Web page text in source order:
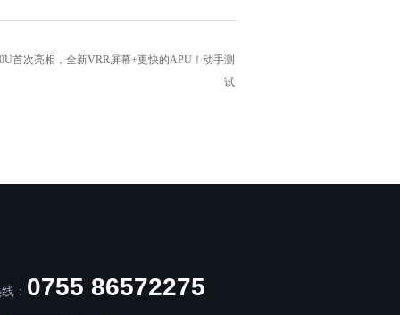
首次亮相，全新VRR屏幕+更快的APU！动手测
试
： 0755 86572275